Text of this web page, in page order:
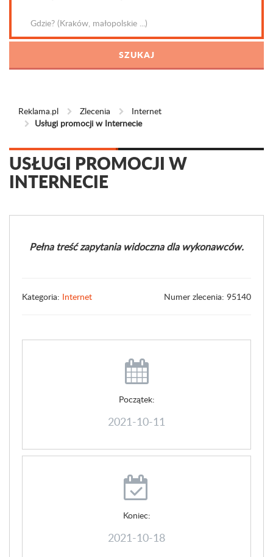
Reklama.pl Zlecenia
Internet
Usługi promocji w Internecie
USŁUGI PROMOCJI W
INTERNECIE
Pełna treść zapytania widoczna dla wykonawców.
Kategoria: Internet Numer zlecenia: 95140
Początek:
2021-10-11
Koniec:
2021-10-18